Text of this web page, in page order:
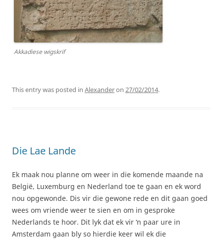
Akkadiese wigskrif
This entry was posted in Alexanderon 27/02/2014.
Die Lae Lande
Ek maak nou planne om weer in die komende maande na
België, Luxemburg en Nederland toe te gaan en ek word
nou opgewonde. Dis vir die gewone rede en dit gaan goed
wees om vriende weer te sien en om in gesproke
Nederlands te hoor. Dit lyk dat ek vir ‘n paar ure in
Amsterdam gaan bly so hierdie keer wil ek die